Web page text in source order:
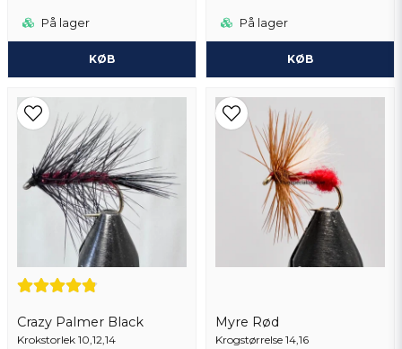
På lager
KØB
På lager
KØB
Crazy Palmer Black
Krokstorlek 10,12,14
Myre Rød
Krogstørrelse 14,16